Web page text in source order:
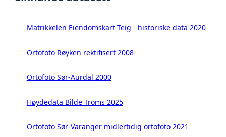
Matrikkelen Eiendomskart Teig - historiske data 2020
Ortofoto Røyken rektifisert 2008
Ortofoto Sør-Aurdal 2000
Høydedata Bilde Troms 2025
Ortofoto Sør-Varanger midlertidig ortofoto 2021